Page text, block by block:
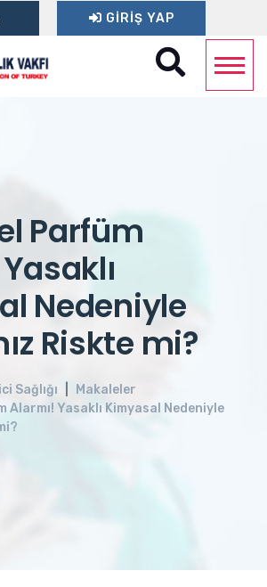
GIRIŞ YAP
Parfüm
Nedeniyle
Riskte mi?
Sağlığı
Makaleler
Alarmı! Yasaklı Kimyasal Nedeniyle